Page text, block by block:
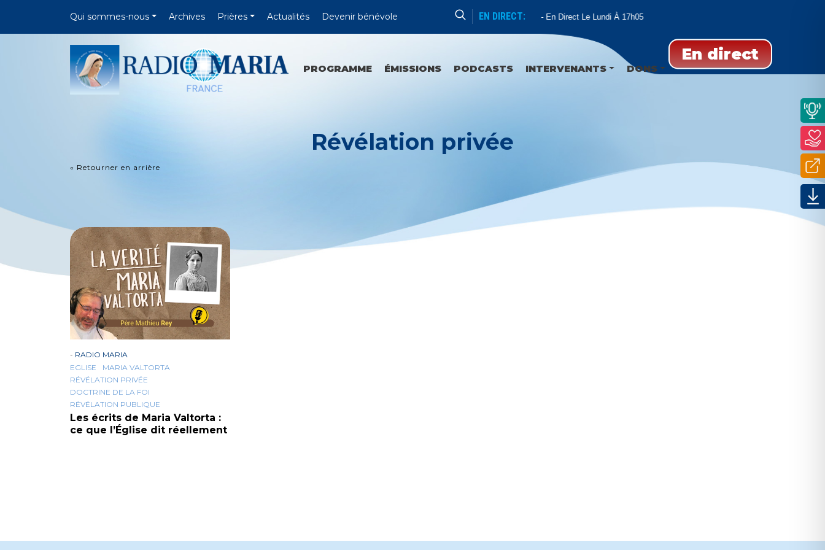
Qui sommes-nous Archives Prières Actualités Devenir bénévole EN DIRECT:
Sanctuaires Et Communautés En Direct Le Lundi À 17h05
En direct
PROGRAMME ÉMISSIONS PODCASTS INTERVENANTS DONS
Révélation privée
« Retourner en arrière
- RADIO MARIA
EGLISE
MARIA VALTORTA
RÉVÉLATION PRIVÉE
DOCTRINE DE LA FOI
RÉVÉLATION PUBLIQUE
Les écrits de Maria Valtorta :
ce que l’Église dit réellement